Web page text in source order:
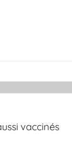
vaccinés